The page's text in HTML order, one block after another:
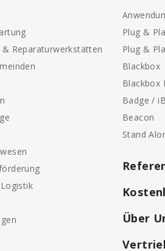
Reparaturwerkstätten
Plug &
Plug &
Blackbox
Blackbox
Badge /
Beacon
Stand
Über